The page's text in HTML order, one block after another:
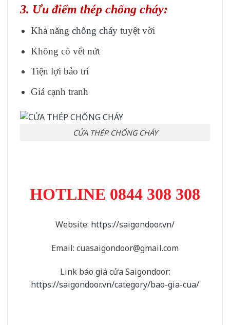
3. Ưu điểm thép chống cháy:
Khả năng chống cháytuyệt vời
Không có vết nứt
Tiện lợi bảo trì
Giá cạnh tranh
CỬA THÉP CHỐNG CHÁY
HOTLINE 0844 308 308
Website: https://saigondoor.vn/
Email: cuasaigondoor@gmail.com
Link báo giá cửa Saigondoor:
https://saigondoor.vn/category/bao-gia-cua/